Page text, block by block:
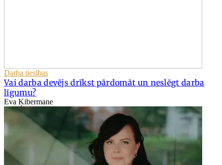
Darba tiesības
Vai darba devējs drīkst pārdomāt un neslēgt darba
līgumu?
Eva Ķibermane